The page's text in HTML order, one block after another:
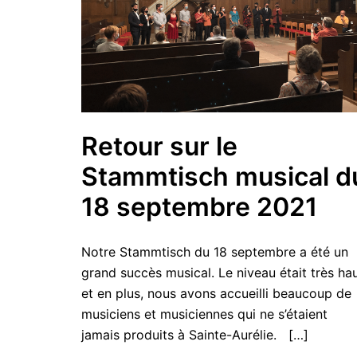
Retour sur le
Stammtisch musical
18 septembre 2021
Notre Stammtisch du 18 septembre a été un
grand succès musical. Le niveau était très
et en plus, nous avons accueilli beaucoup de
musiciens et musiciennes qui ne s’étaient
jamais produits à Sainte-Aurélie. […]